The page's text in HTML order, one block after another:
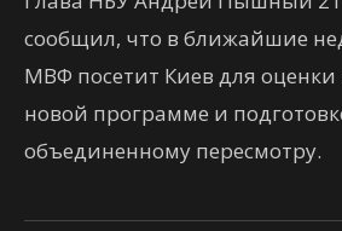
сообщил, что в ближайшие
МВФ посетит Киев для оценки
новой программе и
объединенному пересмотру.